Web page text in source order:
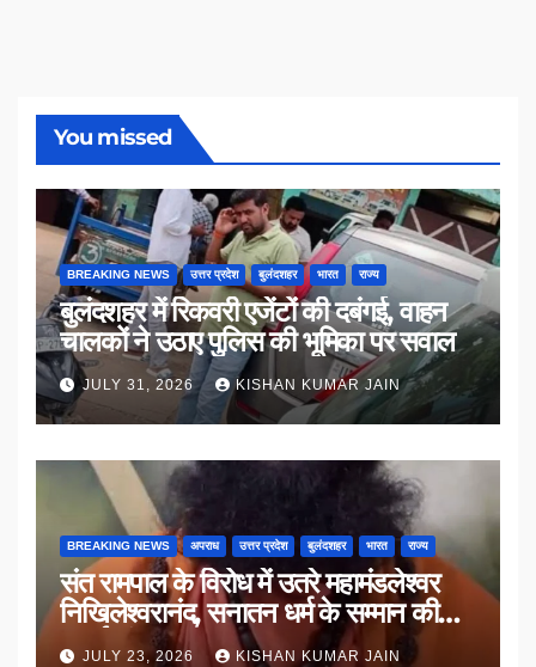
You missed
BREAKING NEWS उत्तर प्रदेश बुलंदशहर भारत राज्य
बुलंदशहर में रिकवरी एजेंटों की दबंगई, वाहन
चालकों ने उठाए पुलिस की भूमिका पर सवाल
JULY 31, 2026 KISHAN KUMAR JAIN
BREAKING NEWS अपराध उत्तर प्रदेश बुलंदशहर भारत राज्य
संत रामपाल के विरोध में उतरे महामंडलेश्वर
निखिलेश्वरानंद, सनातन धर्म के सम्मान की
उठाई मांग
JULY 23, 2026 KISHAN KUMAR JAIN